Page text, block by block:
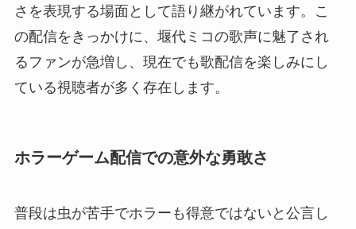
さを表現する場面として語り継がれています。こ
の配信をきっかけに、堰代ミコの歌声に魅了され
るファンが急増し、現在でも歌配信を楽しみにし
ている視聴者が多く存在します。
ホラーゲーム配信での意外な勇敢さ
普段は虫が苦手でホラーも得意ではないと公言し